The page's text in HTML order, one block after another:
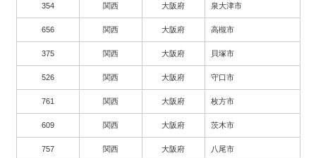
354 関西 大阪府 泉大津市
656 関西 大阪府 高槻市
375 関西 大阪府 貝塚市
526 関西 大阪府 守口市
761 関西 大阪府 枚方市
609 関西 大阪府 茨木市
757 関西 大阪府 八尾市